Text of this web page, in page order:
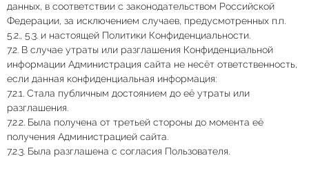
данных, в соответствии с законодательством Российской
Федерации, за исключением случаев, предусмотренных п.п.
5.2., 5.3. и настоящей Политики Конфиденциальности.
7.2. В случае утраты или разглашения Конфиденциальной
информации Администрация сайта не несёт ответственность,
если данная конфиденциальная информация:
7.2.1. Стала публичным достоянием до её утраты или
разглашения.
7.2.2. Была получена от третьей стороны до момента её
получения Администрацией сайта.
7.2.3. Была разглашена с согласия Пользователя.